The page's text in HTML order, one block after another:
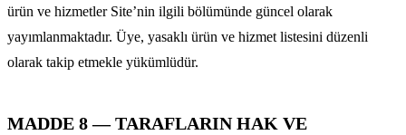
ürün ve hizmetler Site’nin ilgili bölümünde güncel olarak
yayımlanmaktadır. Üye, yasaklı ürün ve hizmet listesini düzenli
olarak takip etmekle yükümlüdür.
MADDE 8 — TARAFLARIN HAK VE